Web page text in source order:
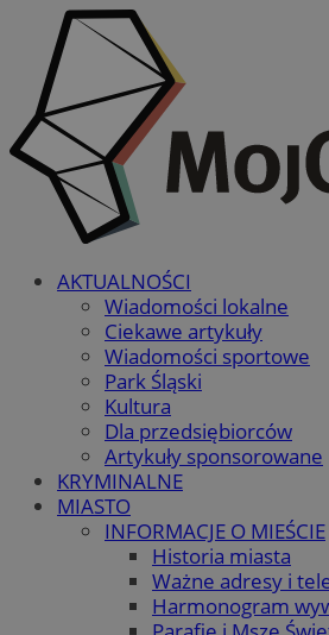
AKTUALNOŚCI
Wiadomości lokalne
Ciekawe artykuły
Wiadomości sportowe
Park Śląski
Kultura
Dla przedsiębiorców
Artykuły sponsorowane
KRYMINALNE
MIASTO
INFORMACJE O MIEŚCIE
Historia miasta
Ważne adresy i
Harmonogram